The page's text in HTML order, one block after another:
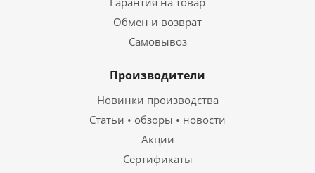
Обмен и возврат
Самовывоз
Производители
Новинки производства
Статьи • обзоры • новости
Акции
Сертификаты